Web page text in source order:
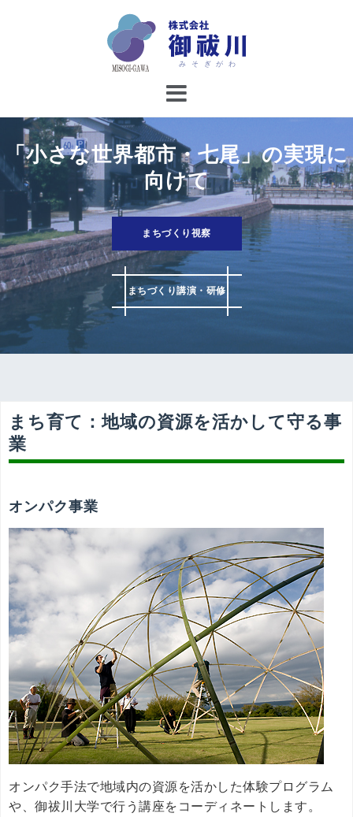
ッ
プ
「小さな世界都市・七尾」の実現に
向けて
まちづくり視察
まちづくり講演・研修
まち育て：地域の資源を活かして守る事
業
オンパク事業
オンパク手法で地域内の資源を活かした体験プログラム
や、御祓川大学で行う講座をコーディネートします。